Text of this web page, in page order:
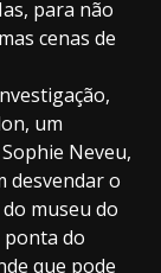
para não
cenas de
um
Neveu,
desvendar o
museu do
ponta do
que pode